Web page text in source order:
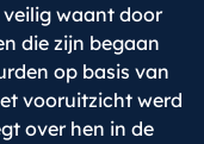
waant door
die zijn begaan
op basis van
vooruitzicht werd
over hen in de